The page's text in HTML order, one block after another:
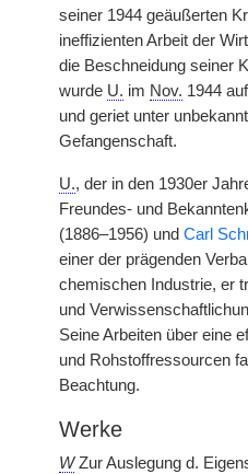
seiner 1944 geäußerten
ineffizienten Arbeit der
die Beschneidung seiner
wurde U. im Nov. 1944
und geriet unter
Gefangenschaft.
U., der in den 1930er
Freundes- und
(1886–1956) und Carl
einer der prägenden
chemischen Industrie, er
und
Seine Arbeiten über eine
und Rohstoffressourcen
Beachtung.
Werke
WZur Auslegung d.